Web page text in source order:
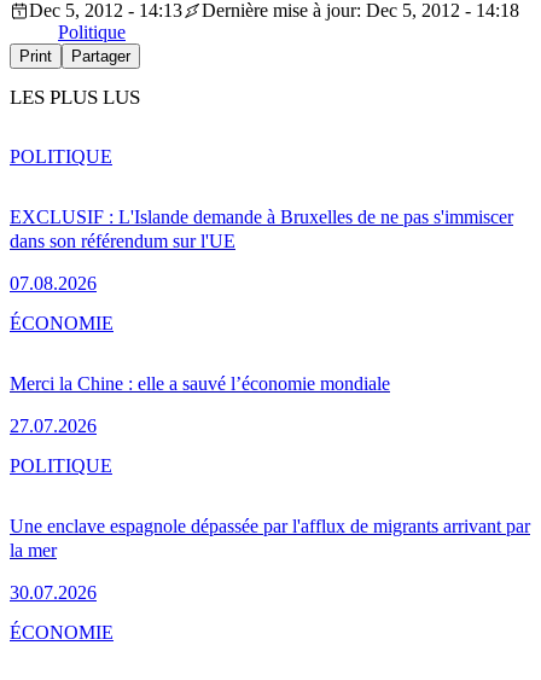
Dec 5, 2012 - 14:13
Dernière mise à jour: Dec 5, 2012 - 14:18
Politique
Print Partager
LES PLUS LUS
EXCLUSIF : L'Islande demande à Bruxelles de ne pas s'immiscer
dans son référendum sur l'UE
07.08.2026
POLITIQUE
Merci la Chine : elle a sauvé l’économie mondiale
27.07.2026
ÉCONOMIE
Une enclave espagnole dépassée par l'afflux de migrants arrivant par
la mer
30.07.2026
POLITIQUE
ÉCONOMIE